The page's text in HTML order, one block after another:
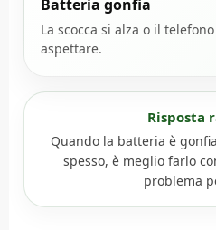
Batteria gonfia
La scocca si alza o il
aspettare.
Risposta
Quando la batteria è
spesso, è meglio farlo
problema